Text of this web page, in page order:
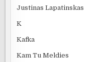
Justinas Lapatinskas
K
Kafka
Kam Tu Meldies